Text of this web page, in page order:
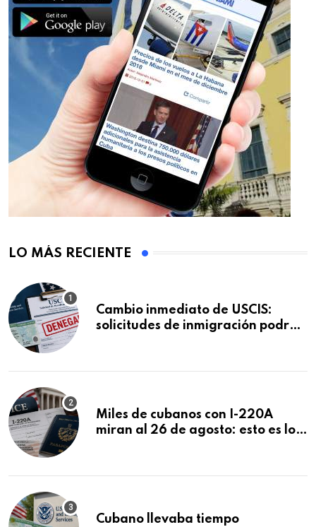
LO MÁS RECIENTE
Cambio inmediato de USCIS:
solicitudes de inmigración podrán
Miles de cubanos con I-220A
miran al 26 de agosto: esto es lo
Cubano llevaba tiempo